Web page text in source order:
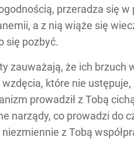
przeradza się
a z nią wiąże się
się pozbyć.
zauważają, że ich brzuch
które nie
prowadził z Tobą
narządy, co prowadzi do
z Tobą